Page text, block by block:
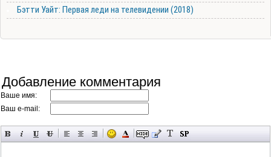
Бэтти Уайт: Первая леди на телевидении (2018)
Добавление комментария
Ваше имя:
Ваш e-mail: